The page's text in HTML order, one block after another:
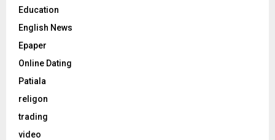
Education
English News
Epaper
Online Dating
Patiala
religon
trading
video